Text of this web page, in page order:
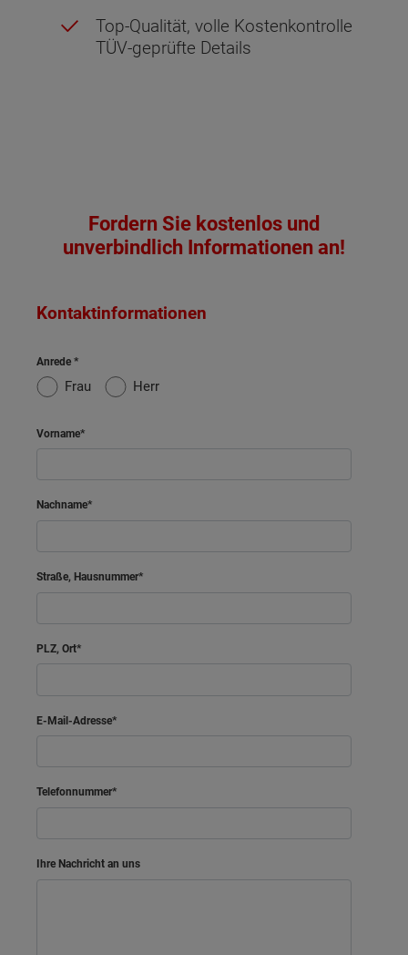
Top-Qualität, volle Kostenkontrolle
TÜV-geprüfte Details
Fordern Sie kostenlos und
unverbindlich Informationen an!
Kontaktinformationen
Anrede
Frau Herr
Vorname
Nachname
Straße, Hausnummer
PLZ, Ort
E-Mail-Adresse
Telefonnummer
Ihre Nachricht an uns